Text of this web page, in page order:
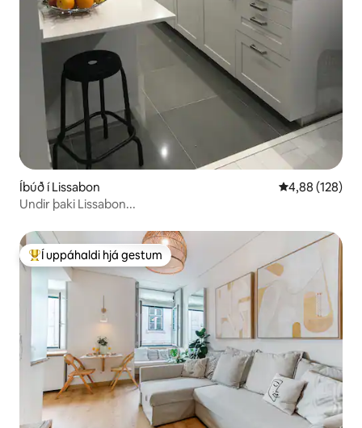
Íbúð í Lissabon 4,88 af 5 í
4,88 (128)
Undir þaki Lissabon...
Í mestu uppáhaldi hjá gestum
Í uppáhaldi hjá gestum